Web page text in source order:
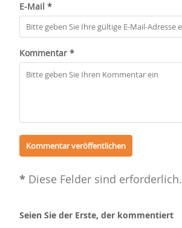
E-Mail *
Kommentar *
* Diese Felder sind erforderlich.
Seien Sie der Erste, der kommentiert